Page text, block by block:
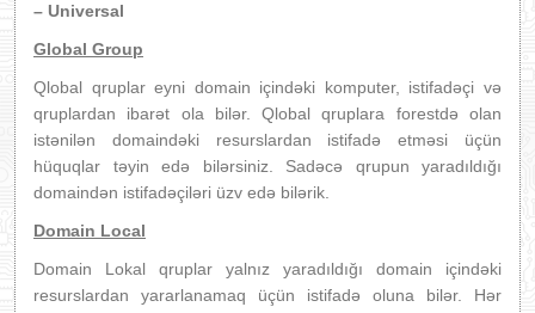
– Universal
Global Group
Qlobal qruplar eyni domain içindəki komputer, istifadəçi və
qruplardan ibarət ola bilər. Qlobal qruplara forestdə olan
istənilən domaindəki resurslardan istifadə etməsi üçün
hüquqlar təyin edə bilərsiniz. Sadəcə qrupun yaradıldığı
domaindən istifadəçiləri üzv edə bilərik.
Domain Local
Domain Lokal qruplar yalnız yaradıldığı domain içindəki
resurslardan yararlanamaq üçün istifadə oluna bilər. Hər